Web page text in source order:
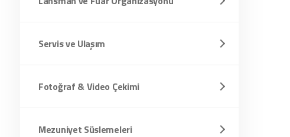
Servis ve Ulaşım
Fotoğraf & Video Çekimi
Mezuniyet Süslemeleri